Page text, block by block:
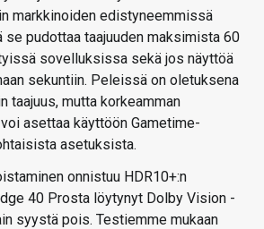
markkinoiden edistyneemmissä
pudottaa taajuuden maksimista 60
sovelluksissa sekä jos näyttöä
sekuntiin. Peleissä on oletuksena
taajuus, mutta korkeamman
asettaa käyttöön Gametime-
asetuksista.
onnistuu HDR10+:n
40 Prosta löytynyt Dolby Vision -
syystä pois. Testiemme mukaan